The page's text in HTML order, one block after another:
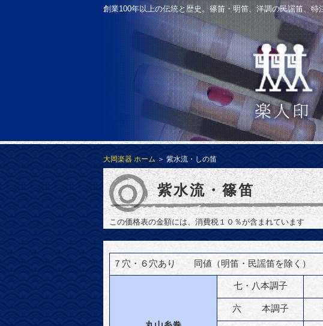
創業100年以上の伝統と歴史。篠笛・明笛、洋調の民謡笛、
大岡楽器 ホーム ＞ 紫水流・しの笛
紫水流・篠笛
この価格表の金額には、消費税１０％が含まれています
７穴・６穴あり 同値（明笛・民謡笛を除く）
七・八本調子
六 本調子